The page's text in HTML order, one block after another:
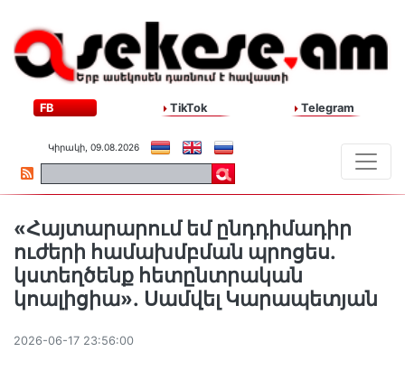
FB TikTok Telegram
Կիրակի, 09.08.2026
«Հայտարարում եմ ընդդիմադիր
ուժերի համախմբման պրոցես․
կստեղծենք հետընտրական
կոալիցիա»․ Սամվել Կարապետյան
2026-06-17 23:56:00